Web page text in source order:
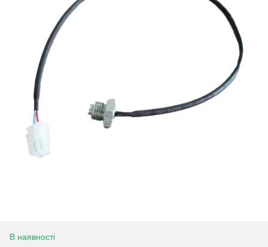
В наявності